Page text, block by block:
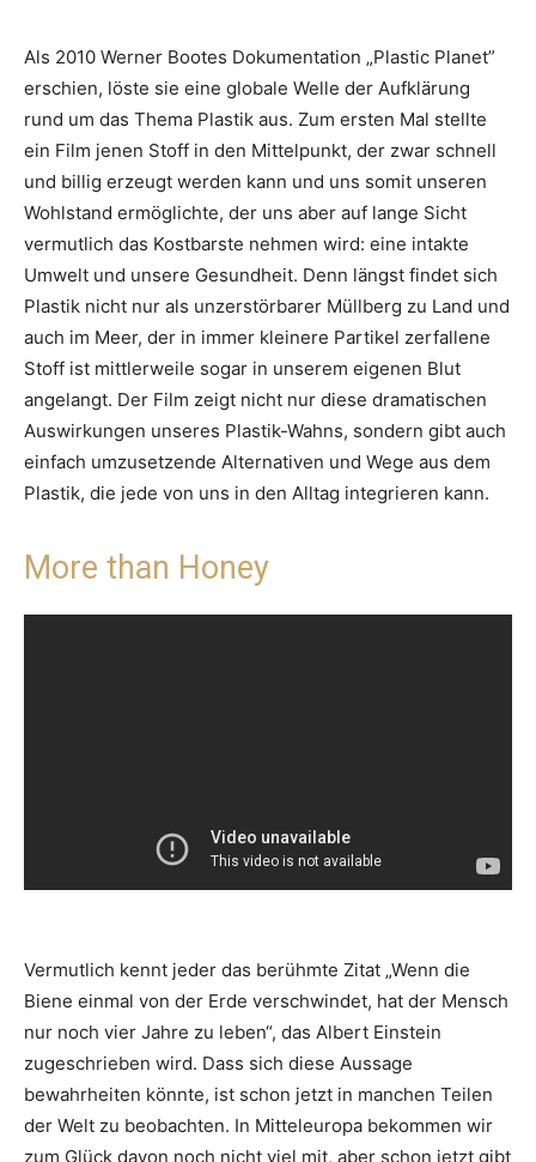
Als 2010 Werner Bootes Dokumentation „Plastic Planet”
erschien, löste sie eine globale Welle der Aufklärung
rund um das Thema Plastik aus. Zum ersten Mal stellte
ein Film jenen Stoff in den Mittelpunkt, der zwar schnell
und billig erzeugt werden kann und uns somit unseren
Wohlstand ermöglichte, der uns aber auf lange Sicht
vermutlich das Kostbarste nehmen wird: eine intakte
Umwelt und unsere Gesundheit. Denn längst findet sich
Plastik nicht nur als unzerstörbarer Müllberg zu Land und
auch im Meer, der in immer kleinere Partikel zerfallene
Stoff ist mittlerweile sogar in unserem eigenen Blut
angelangt. Der Film zeigt nicht nur diese dramatischen
Auswirkungen unseres Plastik-Wahns, sondern gibt auch
einfach umzusetzende Alternativen und Wege aus dem
Plastik, die jede von uns in den Alltag integrieren kann.
More than Honey
Vermutlich kennt jeder das berühmte Zitat „Wenn die
Biene einmal von der Erde verschwindet, hat der Mensch
nur noch vier Jahre zu leben“, das Albert Einstein
zugeschrieben wird. Dass sich diese Aussage
bewahrheiten könnte, ist schon jetzt in manchen Teilen
der Welt zu beobachten. In Mitteleuropa bekommen wir
zum Glück davon noch nicht viel mit, aber schon jetzt gibt